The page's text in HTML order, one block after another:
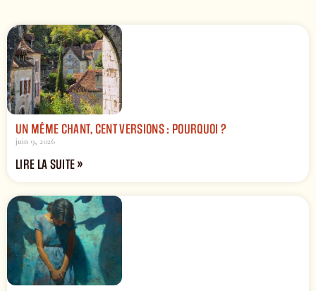
UN MÊME CHANT, CENT VERSIONS : POURQUOI ?
juin 9, 2026
LIRE LA SUITE »